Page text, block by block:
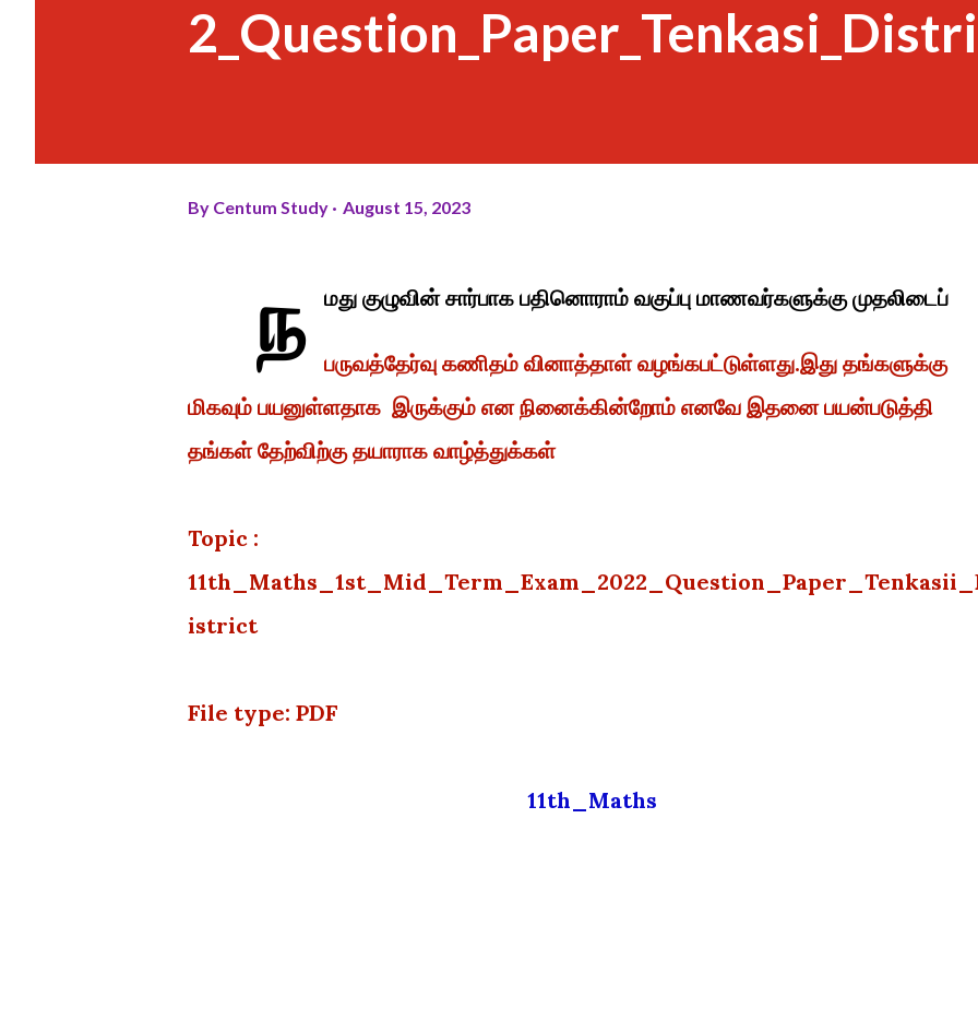
By Centum Study August 15, 2023
ந மது குழுவின் சார்பாக பதினொராம் வகுப்பு மாணவர்களுக்கு முதலிடைப்
பருவத்தேர்வு கணிதம் வினாத்தாள் வழங்கபட்டுள்ளது.இது தங்களுக்கு
மிகவும் பயனுள்ளதாக இருக்கும் என நினைக்கின்றோம் எனவே இதனை பயன்படுத்தி
தங்கள் தேற்விற்கு தயாராக வாழ்த்துக்கள்
Topic :
istrict
File type: PDF
11th_Maths